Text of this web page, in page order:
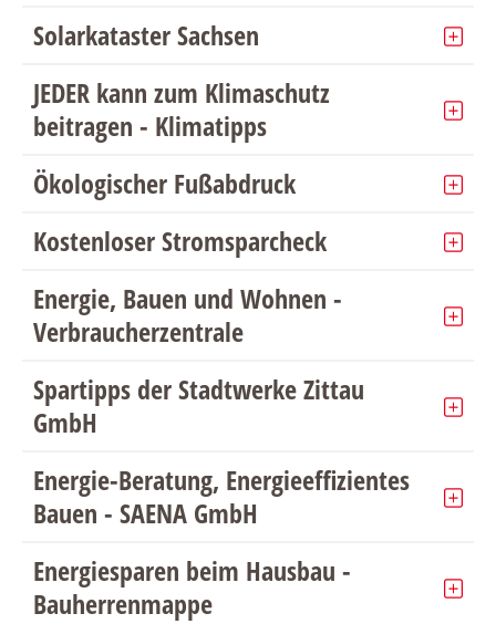
Solarkataster Sachsen
JEDER kann zum Klimaschutz
beitragen - Klimatipps
Ökologischer Fußabdruck
Kostenloser Stromsparcheck
Energie, Bauen und Wohnen -
Verbraucherzentrale
Spartipps der Stadtwerke Zittau
GmbH
Energie-Beratung, Energieeffizientes
Bauen - SAENA GmbH
Energiesparen beim Hausbau -
Bauherrenmappe